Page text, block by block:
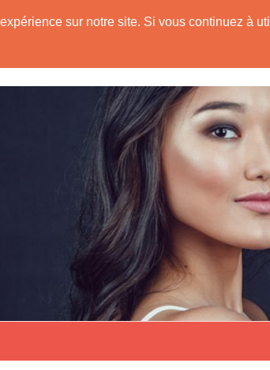
sur notre site. Si vous continuez à
d'Asie !